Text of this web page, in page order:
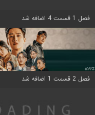
فصل 1 قسمت 4 اضافه شد
فصل 2 قسمت 1 اضافه شد